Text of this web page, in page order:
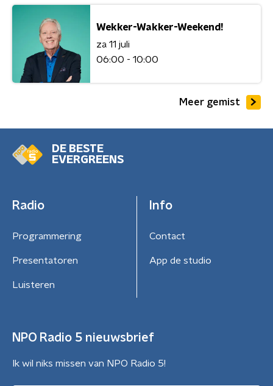
Wekker-Wakker-Weekend!
za 11 juli
06:00 - 10:00
Meer gemist
DE BESTE
EVERGREENS
Radio
Programmering
Presentatoren
Luisteren
Info
Contact
App de studio
NPO Radio 5 nieuwsbrief
Ik wil niks missen van NPO Radio 5!